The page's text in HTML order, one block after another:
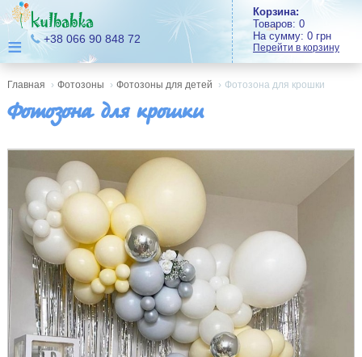
≡ +38 066 90 848 72
Корзина:
Товаров: 0
На сумму: 0 грн
Перейти в корзину
Главная › Фотозоны › Фотозоны для детей › Фотозона для крошки
Фотозона для крошки